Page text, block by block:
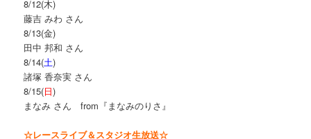
8/12(木)
藤吉 みわ さん
8/13(金)
田中 邦和 さん
8/14(土)
諸塚 香奈実 さん
8/15(日)
まなみ さん from『まなみのりさ』
☆レースライブ＆スタジオ生放送☆